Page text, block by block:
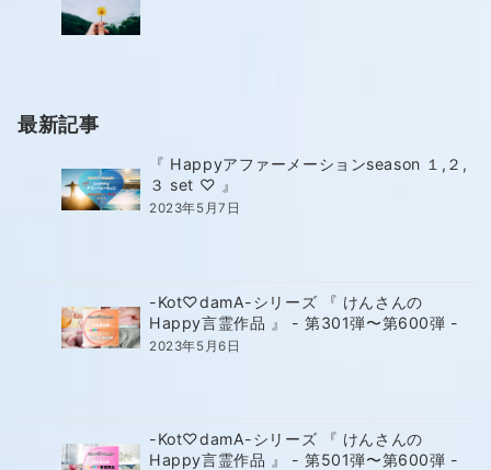
最新記事
『 Happyアファーメーションseason １,２,
３ set ♡ 』
2023年5月7日
-Kot♡damA-シリーズ 『 けんさんの
Happy言霊作品 』 - 第301弾〜第600弾 -
2023年5月6日
-Kot♡damA-シリーズ 『 けんさんの
Happy言霊作品 』 - 第501弾〜第600弾 -